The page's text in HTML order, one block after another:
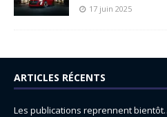
17 juin 2025
ARTICLES RÉCENTS
Les publications reprennent